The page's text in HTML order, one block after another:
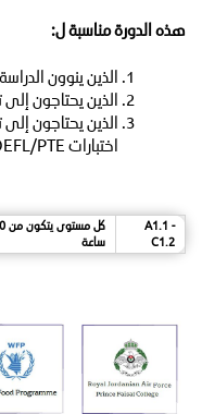
هذه الدورة مناسبة ل:
الذين ينوون
الذين يحتاجون
الذين يحتاجون
اختبارات IELTS/TOEFL/PTE أو أي اختبارات لغوية أخرى.
A1.1 -
C1.2
كل
ساعة